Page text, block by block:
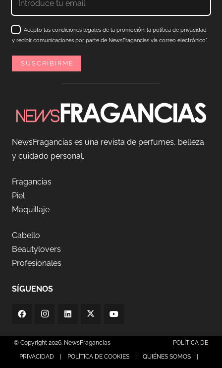
Acepto las condiciones legales de la promoción, la política de privacidad
y recibir comunicaciones por parte de NewsFragancias vía correo electrónico*
NewsFragancias es una revista de perfumes, belleza
y cuidado personal.
Fragancias
Piel
Maquillaje
Cabello
Beautylovers
Profesionales
SÍGUENOS
© Copyright 2026. NewsFragancias POLÍTICA DE
PRIVACIDAD | POLÍTICA DE COOKIES | QUIÉNES SOMOS |